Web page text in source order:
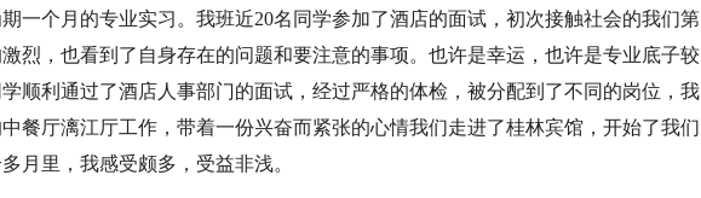
一个月的专业实习。我班近20名同学参加了酒店的面试，初次接触社会的我们第
烈，也看到了自身存在的问题和要注意的事项。也许是幸运，也许是专业底子较
顺利通过了酒店人事部门的面试，经过严格的体检，被分配到了不同的岗位，我
餐厅漓江厅工作，带着一份兴奋而紧张的心情我们走进了桂林宾馆，开始了我们
月里，我感受颇多，受益非浅。